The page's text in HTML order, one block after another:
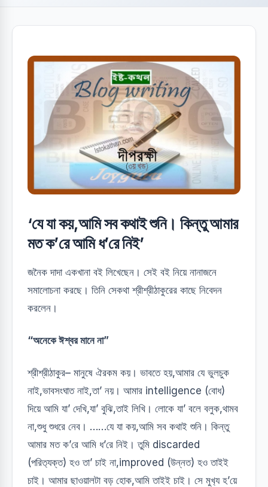
‘যে যা কয়,আমি সব কথাই শুনি। কিন্তু আমার
মত ক’রে আমি ধ’রে নিই’
জনৈক দাদা একখানা বই লিখেছেন। সেই বই নিয়ে নানাজনে
সমালোচনা করছে। তিনি সেকথা শ্রীশ্রীঠাকুরের কাছে নিবেদন
করলেন।
“অনেকে ঈশ্বর মানে না”
শ্রীশ্রীঠাকুর– মানুষে ঐরকম কয়। ভাবতে হয়,আমার যে ভুলচুক
নাই,ভাবসংঘাত নাই,তা’ নয়। আমার intelligence (বোধ)
দিয়ে আমি যা’ দেখি,যা’ বুঝি,তাই লিখি। লোকে যা’ বলে বলুক,থামব
না,শুধু শুধরে নেব। ……যে যা কয়,আমি সব কথাই শুনি। কিন্তু
আমার মত ক’রে আমি ধ’রে নিই। তুমি discarded
(পরিত‍্যক্ত) হও তা’ চাই না,improved (উন্নত) হও তাইই
চাই। আমার ছাওয়ালটা বড় হোক,আমি তাইই চাই। সে মুখ‍্য হ’য়ে